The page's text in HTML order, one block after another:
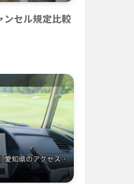
ンセル規定比較